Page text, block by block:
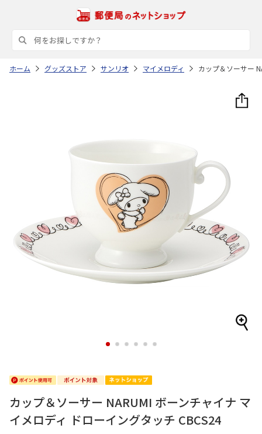
ホーム グッズストア サンリオ マイメロディ カップ＆ソーサー
1 2 3 4 5 6
カップ＆ソーサー NARUMI ボーンチャイナ マ
イメロディ ドローイングタッチ CBCS24